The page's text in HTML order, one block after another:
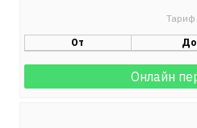
От До
Онлайн